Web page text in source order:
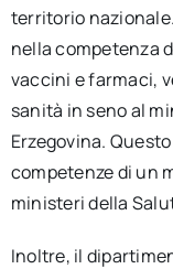
territorio
nella competenza
vaccini e farmaci,
sanità in seno al
Erzegovina.
competenze di un
ministeri della
Inoltre, il